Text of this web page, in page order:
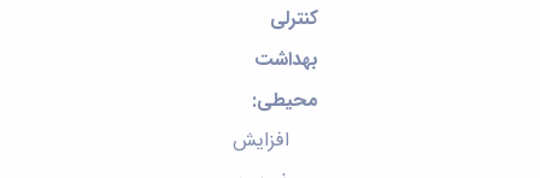
کنترلی
بهداشت
محیطی:
افزایش